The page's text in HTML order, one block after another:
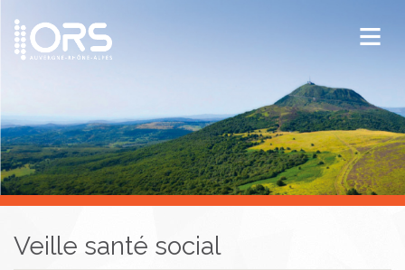
ORS Auvergne-Rhône-Alpes
Publications
Documentation / Veille
Veille santé social